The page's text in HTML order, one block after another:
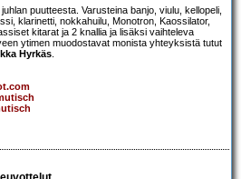
puutteesta. Varusteina banjo, viulu, kellopeli,
klarinetti, nokkahuilu, Monotron, Kaossilator,
kitarat ja 2 knallia ja lisäksi vaihteleva
ytimen muodostavat monista yhteyksistä tutut
Hyrkäs